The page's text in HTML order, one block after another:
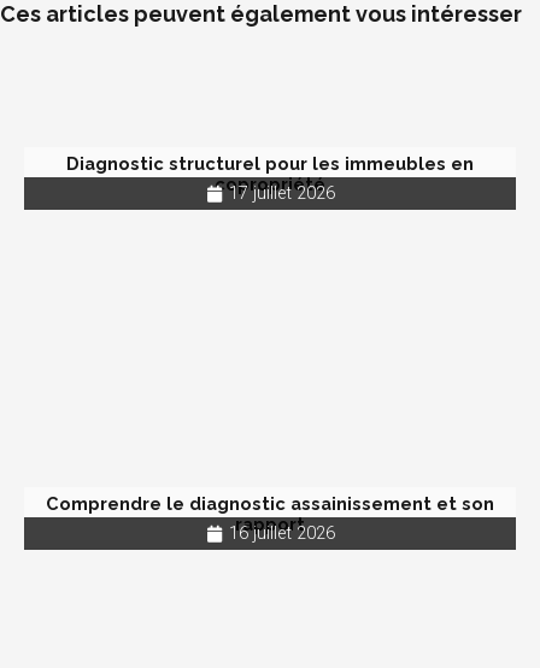
Ces articles peuvent également vous intéresser
Diagnostic structurel pour les immeubles en
copropriété
17 juillet 2026
Comprendre le diagnostic assainissement et son
rapport
16 juillet 2026